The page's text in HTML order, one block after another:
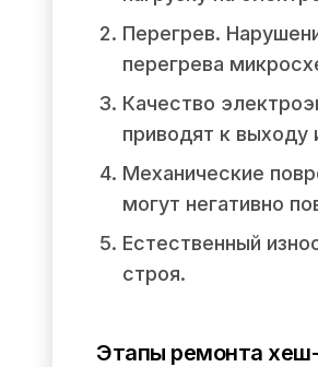
Перегрев.
перегрева
Качество
приводят к выходу
Механические
могут негативно
Естественный
строя.
Этапы ремонта